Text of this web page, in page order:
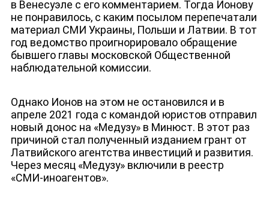
в Венесуэле с его комментарием. Тогда Ионову
не понравилось, с каким посылом перепечатали
материал СМИ Украины, Польши и Латвии. В тот
год ведомство проигнорировало обращение
бывшего главы московской Общественной
наблюдательной комиссии.
Однако Ионов на этом не остановился и в
апреле 2021 года с командой юристов отправил
новый донос на «Медузу» в Минюст. В этот раз
причиной стал полученный изданием грант от
Латвийского агентства инвестиций и развития.
Через месяц «Медузу» включили в реестр
«СМИ-иноагентов».